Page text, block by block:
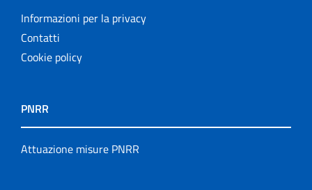
Informazioni per la privacy
Contatti
Cookie policy
PNRR
Attuazione misure PNRR